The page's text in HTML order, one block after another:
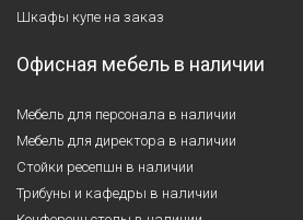
Шкафы купе на заказ
Офисная мебель в наличии
Мебель для персонала в наличии
Мебель для директора в наличии
Стойки ресепшн в наличии
Трибуны и кафедры в наличии